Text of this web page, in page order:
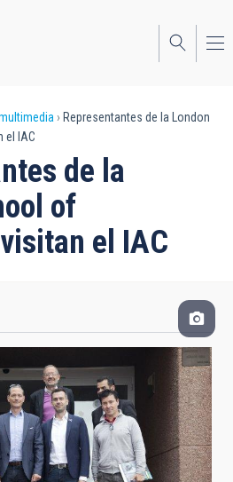
Representantes de la London
el IAC
de la
of
el IAC